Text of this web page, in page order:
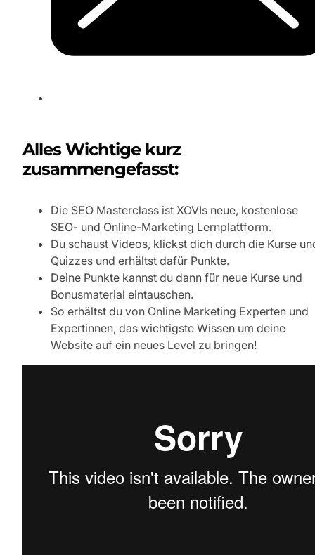
Alles Wichtige kurz
zusammengefasst:
Die SEO Masterclass ist XOVIs neue, kostenlose
SEO- und Online-Marketing Lernplattform.
Du schaust Videos, klickst dich durch die Kurse
Quizzes und erhältst dafür Punkte.
Deine Punkte kannst du dann für neue Kurse und
Bonusmaterial eintauschen.
So erhältst du von Online Marketing Experten und
Expertinnen, das wichtigste Wissen um deine
Website auf ein neues Level zu bringen!